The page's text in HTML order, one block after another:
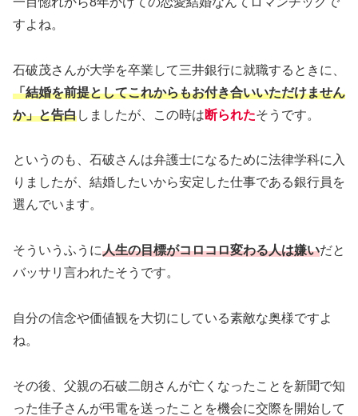
すよね。
石破茂さんが大学を卒業して三井銀行に就職するときに、
「結婚を前提としてこれからもお付き合いいただけません
か」と告白しましたが、この時は断られたそうです。
というのも、石破さんは弁護士になるために法律学科に入
りましたが、結婚したいから安定した仕事である銀行員を
選んでいます。
そういうふうに人生の目標がコロコロ変わる人は嫌いだと
バッサリ言われたそうです。
自分の信念や価値観を大切にしている素敵な奥様ですよ
ね。
その後、父親の石破二朗さんが亡くなったことを新聞で知
った佳子さんが弔電を送ったことを機会に交際を開始して